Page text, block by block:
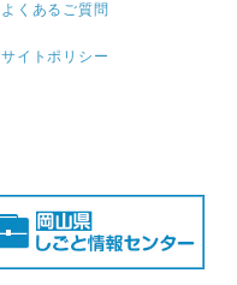
よくあるご質問
サイトポリシー